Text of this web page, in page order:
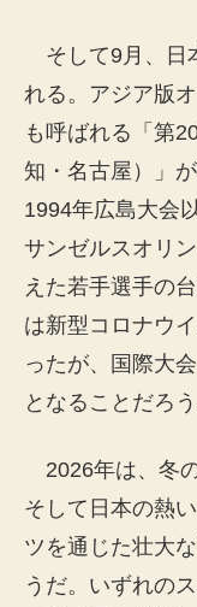
そして9月、日
れる。アジア版
も呼ばれる「第
知・名古屋）」
1994年広島大会
サンゼルスオリ
えた若手選手の
は新型コロナウ
ったが、国際大
となることだろう
2026年は、冬
そして日本の熱
ツを通じた壮大
うだ。いずれの